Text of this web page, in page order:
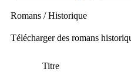
Romans / Historique
Télécharger des romans
Titre